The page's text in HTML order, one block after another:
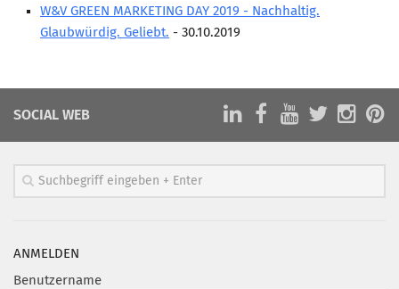
Geschäftsstelle
MarketingFrauen
Münchner Marketingpreis
Mentoring
W&V GREEN MARKETING DAY 2019 - Nachhaltig.
Glaubwürdig. Geliebt. - 30.10.2019
SOCIAL WEB
ANMELDEN
Benutzername